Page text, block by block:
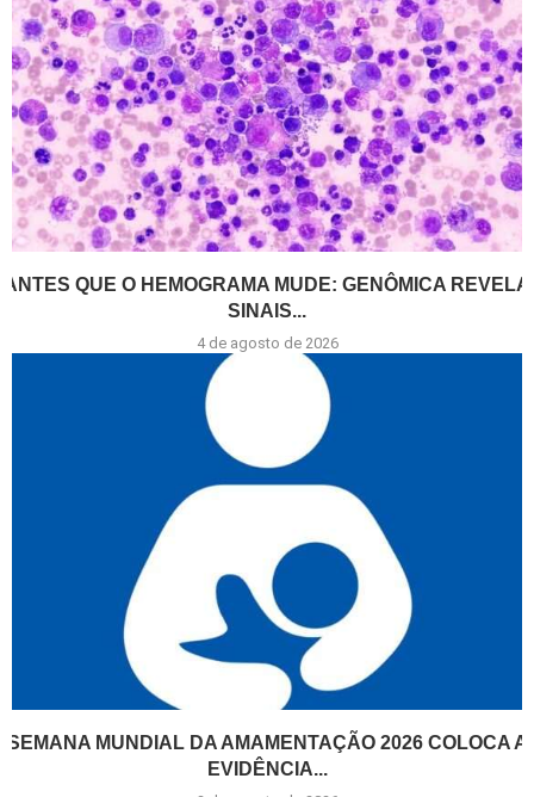
ANTES QUE O HEMOGRAMA MUDE: GENÔMICA REVELA
SINAIS...
4 de agosto de 2026
SEMANA MUNDIAL DA AMAMENTAÇÃO 2026 COLOCA A
EVIDÊNCIA...